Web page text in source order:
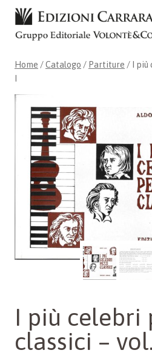
Salta
contenuto
Home /Catalogo / Partiture /
I
I più celebri
classici –